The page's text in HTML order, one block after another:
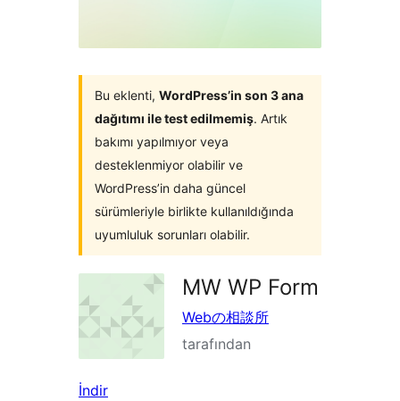
Bu eklenti, WordPress’in son 3 ana
dağıtımı ile test edilmemiş. Artık
bakımı yapılmıyor veya
desteklenmiyor olabilir ve
WordPress’in daha güncel
sürümleriyle birlikte kullanıldığında
uyumluluk sorunları olabilir.
MW WP Form
Webの相談所
tarafından
İndir